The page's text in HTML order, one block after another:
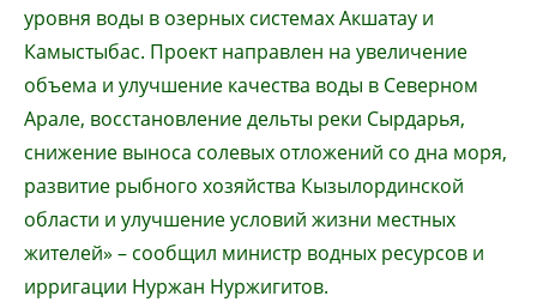
уровня воды в озерных системах Акшатау и
Камыстыбас. Проект направлен на увеличение
объема и улучшение качества воды в Северном
Арале, восстановление дельты реки Сырдарья,
снижение выноса солевых отложений со дна моря,
развитие рыбного хозяйства Кызылординской
области и улучшение условий жизни местных
жителей» – сообщил министр водных ресурсов и
ирригации Нуржан Нуржигитов.